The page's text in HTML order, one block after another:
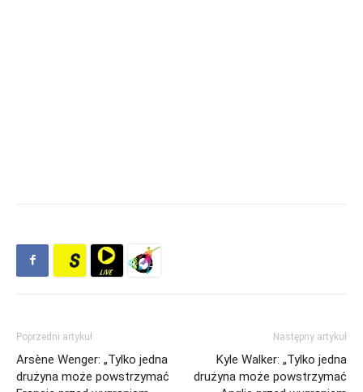
Poprzedni artykuł
Arsène Wenger: „Tylko jedna
drużyna może powstrzymać
Następny artykuł
Kyle Walker: „Tylko jedna
drużyna może powstrzymać